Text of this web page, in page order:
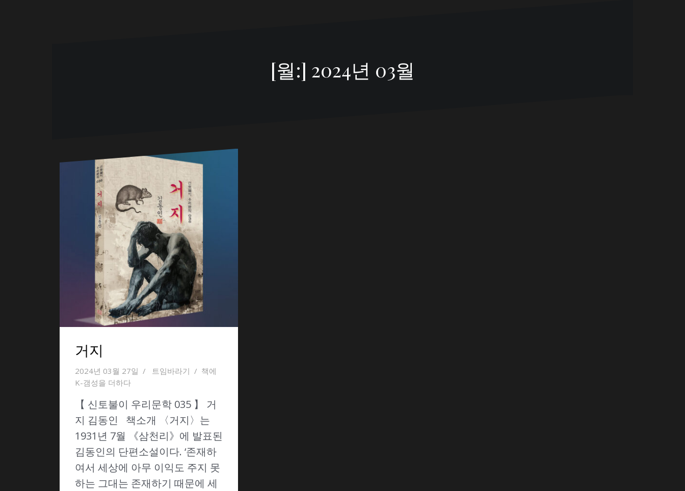
[월:] 2024년 03월
거지
2024년 03월 27일 트임바라기
책에
K-갬성을 더하다
【 신토불이 우리문학 035 】 거
지 김동인 책소개 〈거지〉는
1931년 7월 《삼천리》에 발표된
김동인의 단편소설이다. ‘존재하
여서 세상에 아무 이익도 주지 못
하는 그대는 존재하기 때문에 세